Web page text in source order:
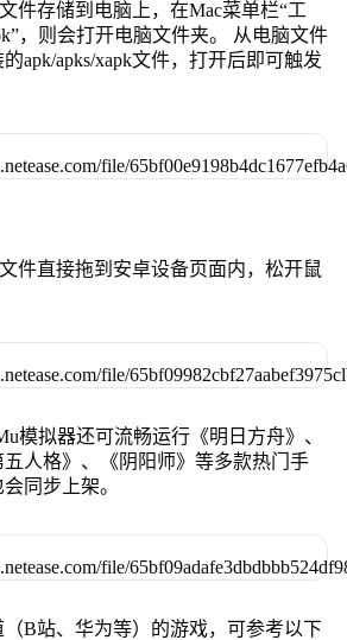
件存储到电脑上，在Mac菜单栏“工
，则会打开电脑文件夹。 从电脑文件
apk/apks/xapk文件，打开后即可触发
文件直接拖到安卓设备页面内，松开鼠
模拟器还可流畅运行《明日方舟》、
五人格》、《阴阳师》等多款热门手
同步上架。
B站、华为等）的游戏，可参考以下